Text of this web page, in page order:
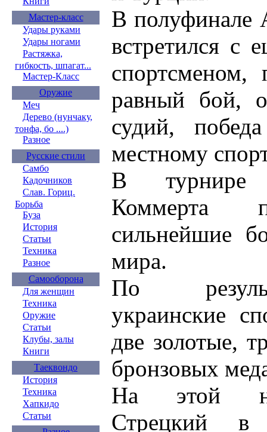
Мастер-класс
Удары руками
Удары ногами
Растяжка,
гибкость, шпагат...
Мастер-Класс
Оружие
Меч
Дерево (нунчаку,
тонфа, бо ....)
Разное
Русские стили
Самбо
Кадочников
Слав. Гориц.
Борьба
Буза
История
Статьи
Техника
Разное
Самооборона
Для женщин
Техника
Оружие
Статьи
Клубы, залы
Книги
Таеквондо
История
Техника
Хапкидо
Статьи
В полуфинале
встретился с
спортсменом,
равный бой,
судий,
местному
В турнире
Коммерта
сильнейшие
мира.
По
украинские
две золотые,
бронзовых
На этой
Стрецкий в